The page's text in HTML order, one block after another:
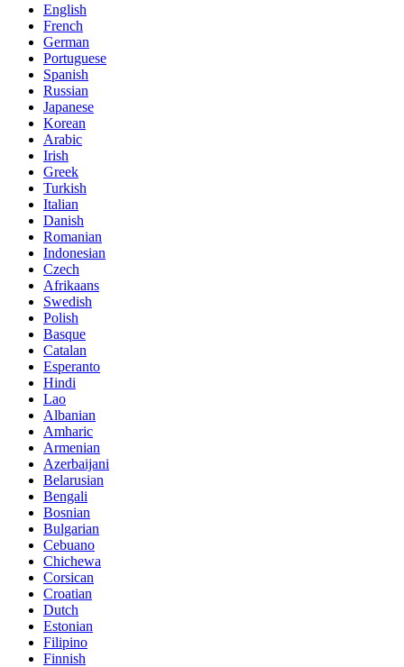
English
French
German
Portuguese
Spanish
Russian
Japanese
Korean
Arabic
Irish
Greek
Turkish
Italian
Danish
Romanian
Indonesian
Czech
Afrikaans
Swedish
Polish
Basque
Catalan
Esperanto
Hindi
Lao
Albanian
Amharic
Armenian
Azerbaijani
Belarusian
Bengali
Bosnian
Bulgarian
Cebuano
Chichewa
Corsican
Croatian
Dutch
Estonian
Filipino
Finnish